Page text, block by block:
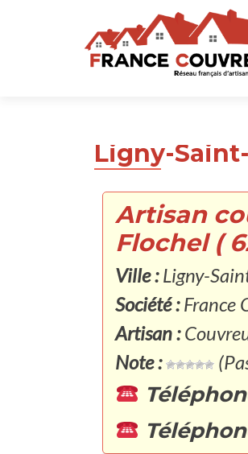
Ligny-
Artisan
Flochel (
Ville :Ligny-
Société :France
Artisan :
Note :